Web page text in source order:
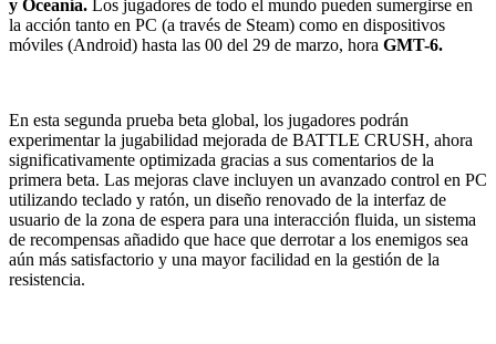
y Oceanía. Los jugadores de todo el mundo pueden sumergirse en
la acción tanto en PC (a través de Steam) como en dispositivos
móviles (Android) hasta las 00 del 29 de marzo, hora GMT-6.
En esta segunda prueba beta global, los jugadores podrán
experimentar la jugabilidad mejorada de BATTLE CRUSH, ahora
significativamente optimizada gracias a sus comentarios de la
primera beta. Las mejoras clave incluyen un avanzado control en PC
utilizando teclado y ratón, un diseño renovado de la interfaz de
usuario de la zona de espera para una interacción fluida, un sistema
de recompensas añadido que hace que derrotar a los enemigos sea
aún más satisfactorio y una mayor facilidad en la gestión de la
resistencia.